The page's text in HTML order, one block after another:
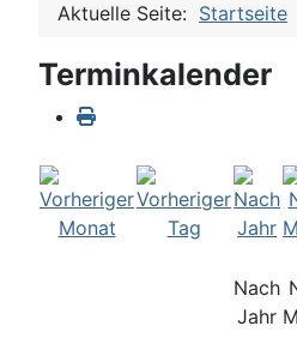
Aktuelle Seite: Startseite
Terminkalender
Nach
Jahr